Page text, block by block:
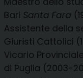
Bari Santa Fara
Assistente della
Giuristi Cattolici
Vicario
di Puglia (2003-